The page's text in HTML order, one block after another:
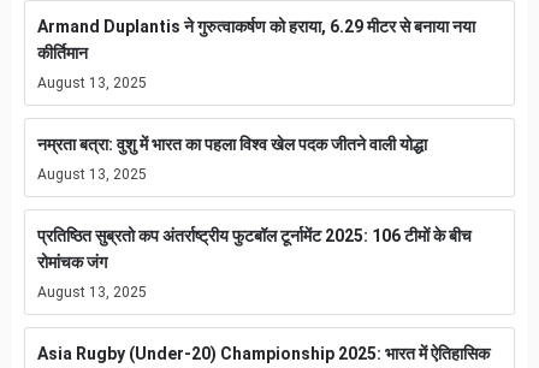
Armand Duplantis ने गुरुत्वाकर्षण को हराया, 6.29 मीटर से बनाया नया
कीर्तिमान
August 13, 2025
नम्रता बत्रा: वुशु में भारत का पहला विश्व खेल पदक जीतने वाली योद्धा
August 13, 2025
प्रतिष्ठित सुब्रतो कप अंतर्राष्ट्रीय फुटबॉल टूर्नामेंट 2025: 106 टीमों के बीच
रोमांचक जंग
August 13, 2025
Asia Rugby (Under-20) Championship 2025: भारत में ऐतिहासिक